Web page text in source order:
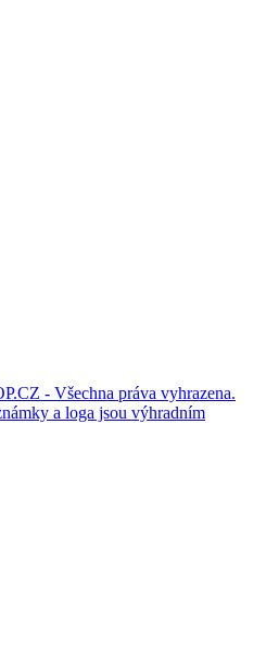
- Všechna práva vyhrazena.
a loga jsou výhradním